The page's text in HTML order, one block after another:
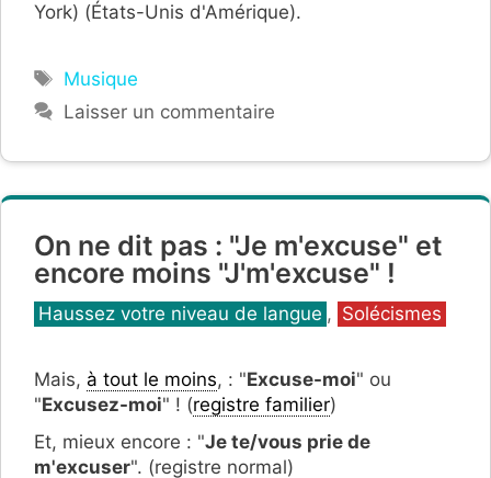
York) (États-Unis d'Amérique).
Étiquettes
Musique
Laisser un commentaire
On ne dit pas : "Je m'excuse" et
encore moins "J'm'excuse" !
Catégories
Haussez votre niveau de langue , Solécismes
Mais, à tout le moins, : "Excuse-moi" ou
"Excusez-moi" ! (registre familier)
Et, mieux encore : "Je te/vous prie de
m'excuser". (registre normal)